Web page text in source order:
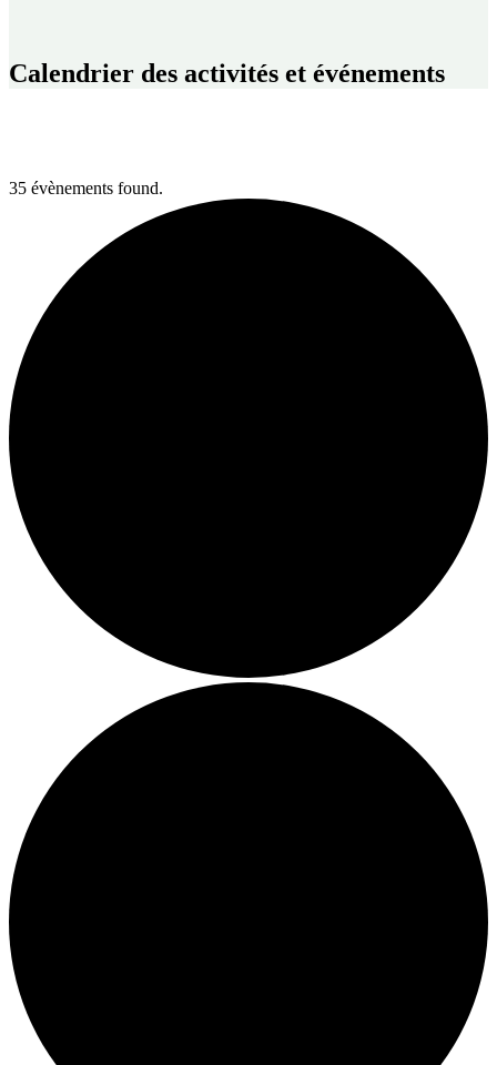
Calendrier des activités et événements
35 évènements found.